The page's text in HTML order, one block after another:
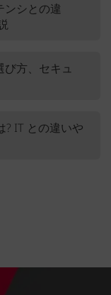
ンシとの違
び方、セキュ
IT との違いや